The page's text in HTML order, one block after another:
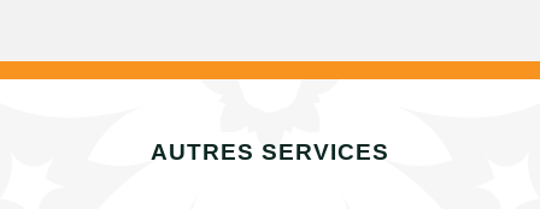
AUTRES SERVICES